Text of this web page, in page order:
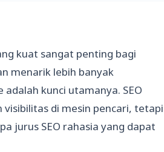
kuat sangat penting bagi
menarik lebih banyak
kunci utamanya. SEO
di mesin pencari, tetapi
jurus SEO rahasia yang dapat